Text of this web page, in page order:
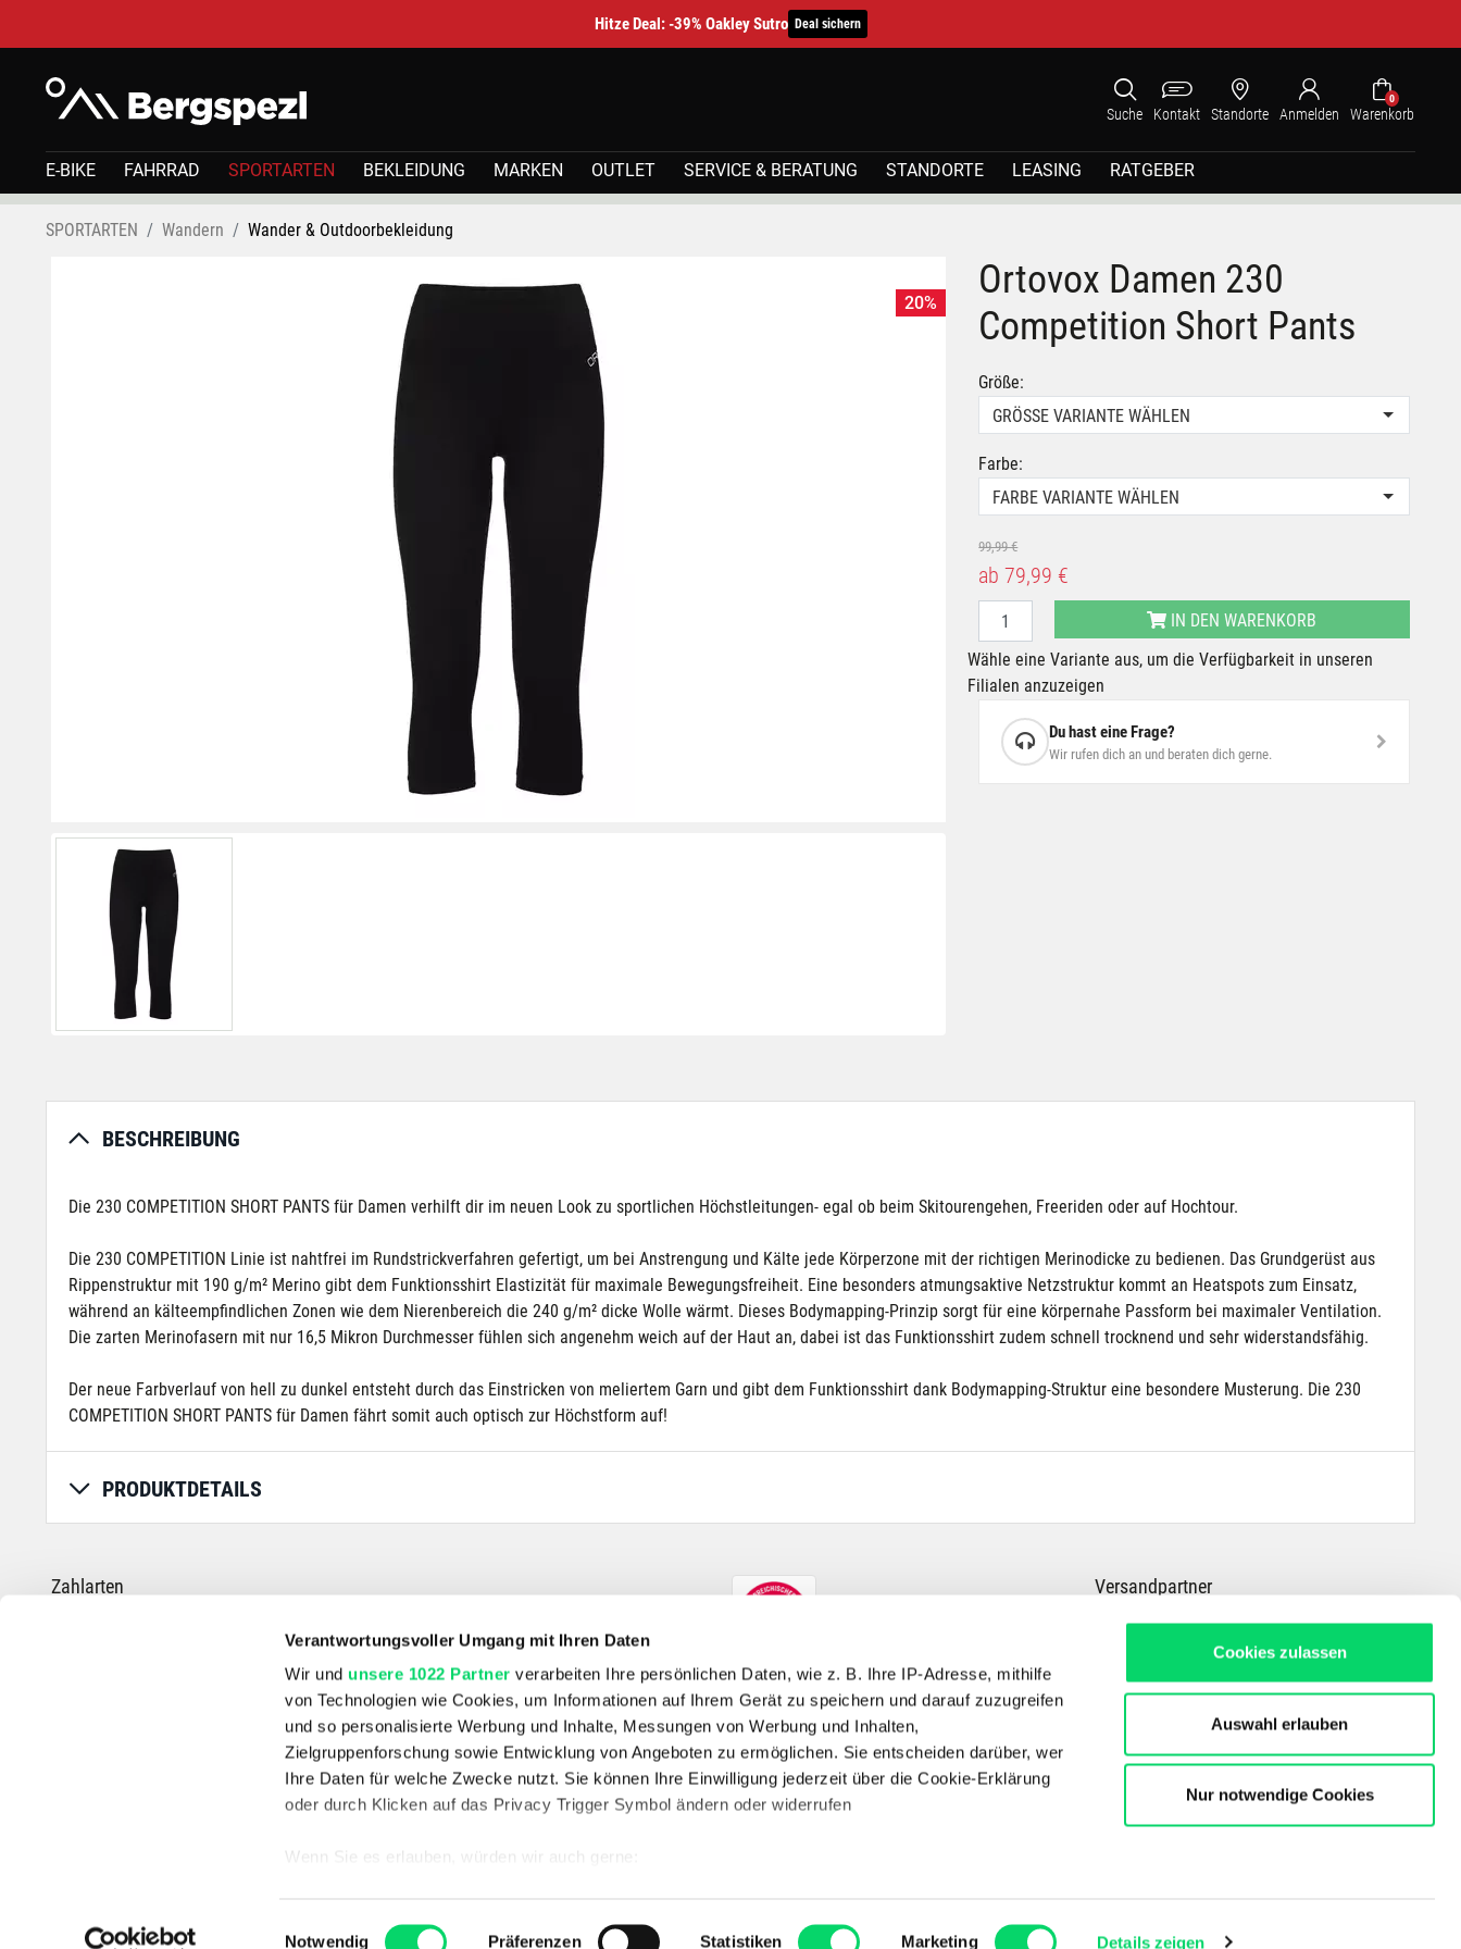
Verantwortungsvoller Umgang mit Ihren Daten
Wir und unsere 1022 Partner verarbeiten Ihre persönlichen Daten, wie z. B. Ihre IP-Adresse, mithilfe
von Technologien wie Cookies, um Informationen auf Ihrem Gerät zu speichern und darauf zuzugreifen
und so personalisierte Werbung und Inhalte, Messungen von Werbung und Inhalten,
Zielgruppenforschung sowie Entwicklung von Angeboten zu ermöglichen. Sie entscheiden darüber, wer
Ihre Daten für welche Zwecke nutzt. Sie können Ihre Einwilligung jederzeit über die Cookie-Erklärung
oder durch Klicken auf das Privacy Trigger Symbol ändern oder widerrufen
Wenn Sie es erlauben, würden wir auch gerne:
Ihr Gerät durch aktives Scannen nach bestimmten Merkmalen (Fingerprinting) identifizieren
Einwilligungsauswahl
Notwendig Präferenzen Statistiken Marketing Details zeigen
Cookies zulassen
Auswahl erlauben
Nur notwendige Cookies
Hitze Deal: -39% Oakley Sutro Deal sichern
Suche Kontakt Standorte Anmelden
0
Warenkorb
E-BIKE FAHRRAD SPORTARTEN BEKLEIDUNG MARKEN OUTLET SERVICE & BERATUNG STANDORTE LEASING RATGEBER
SPORTARTEN Wandern Wander & Outdoorbekleidung
20%
Ortovox Damen 230
Competition Short Pants
Größe:
GRÖSSE VARIANTE WÄHLEN
Farbe:
FARBE VARIANTE WÄHLEN
99,99 €
ab 79,99 €
IN DEN WARENKORB
Wähle eine Variante aus, um die Verfügbarkeit in unseren
Filialen anzuzeigen
Du hast eine Frage?
Wir rufen dich an und beraten dich gerne.
BESCHREIBUNG
Die 230 COMPETITION SHORT PANTS für Damen verhilft dir im neuen Look zu sportlichen Höchstleitungen- egal ob beim Skitourengehen, Freeriden oder auf Hochtour.
Die 230 COMPETITION Linie ist nahtfrei im Rundstrickverfahren gefertigt, um bei Anstrengung und Kälte jede Körperzone mit der richtigen Merinodicke zu bedienen. Das Grundgerüst aus
Rippenstruktur mit 190 g/m² Merino gibt dem Funktionsshirt Elastizität für maximale Bewegungsfreiheit. Eine besonders atmungsaktive Netzstruktur kommt an Heatspots zum Einsatz,
während an kälteempfindlichen Zonen wie dem Nierenbereich die 240 g/m² dicke Wolle wärmt. Dieses Bodymapping-Prinzip sorgt für eine körpernahe Passform bei maximaler Ventilation.
Die zarten Merinofasern mit nur 16,5 Mikron Durchmesser fühlen sich angenehm weich auf der Haut an, dabei ist das Funktionsshirt zudem schnell trocknend und sehr widerstandsfähig.
Der neue Farbverlauf von hell zu dunkel entsteht durch das Einstricken von meliertem Garn und gibt dem Funktionsshirt dank Bodymapping-Struktur eine besondere Musterung. Die 230
COMPETITION SHORT PANTS für Damen fährt somit auch optisch zur Höchstform auf!
PRODUKTDETAILS
Zahlarten Versandpartner
*Die durchgestrichenen Preise entsprechen dem UVP des Herstellers.
SHOP
E-Bikes Fahrrad Outdoor Skitouren Wandern
Unternehmen
Datenschutz AGB Impressum